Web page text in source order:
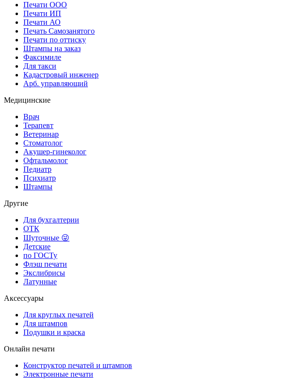
Печати ООО
Печати ИП
Печати АО
Печать Самозанятого
Печати по оттиску
Штампы на заказ
Факсимиле
Для такси
Кадастровый инженер
Арб. управляющий
Медицинские
Врач
Терапевт
Ветеринар
Стоматолог
Акушер-гинеколог
Офтальмолог
Педиатр
Психиатр
Штампы
Другие
Для бухгалтерии
ОТК
Шуточные 😜
Детские
по ГОСТу
Флэш печати
Экслибрисы
Латунные
Аксессуары
Для круглых печатей
Для штампов
Подушки и краска
Онлайн печати
Конструктор печатей и штампов
Электронные печати